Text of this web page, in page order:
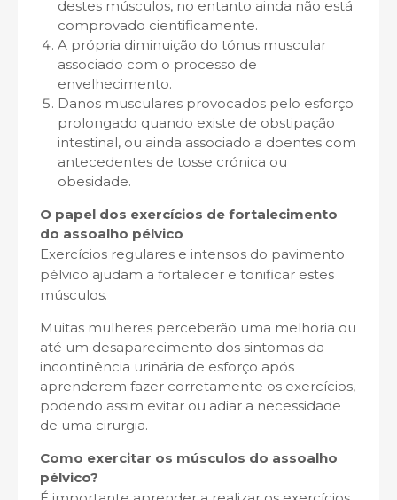
destes músculos, no entanto ainda não está
comprovado cientificamente.
A própria diminuição do tónus muscular
associado com o processo de
envelhecimento.
Danos musculares provocados pelo esforço
prolongado quando existe de obstipação
intestinal, ou ainda associado a doentes com
antecedentes de tosse crónica ou
obesidade.
O papel dos exercícios de fortalecimento
do assoalho pélvico
Exercícios regulares e intensos do pavimento
pélvico ajudam a fortalecer e tonificar estes
músculos.
Muitas mulheres perceberão uma melhoria ou
até um desaparecimento dos sintomas da
incontinência urinária de esforço após
aprenderem fazer corretamente os exercícios,
podendo assim evitar ou adiar a necessidade
de uma cirurgia.
Como exercitar os músculos do assoalho
pélvico?